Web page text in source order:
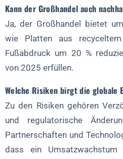
Kann der Großhandel auch
Ja, der Großhandel bietet
wie Platten aus
Fußabdruck um 20 %
von 2025 erfüllen.
Welche Risiken birgt die globale
Zu den Risiken gehören
und regulatorische
Partnerschaften und
dass ein